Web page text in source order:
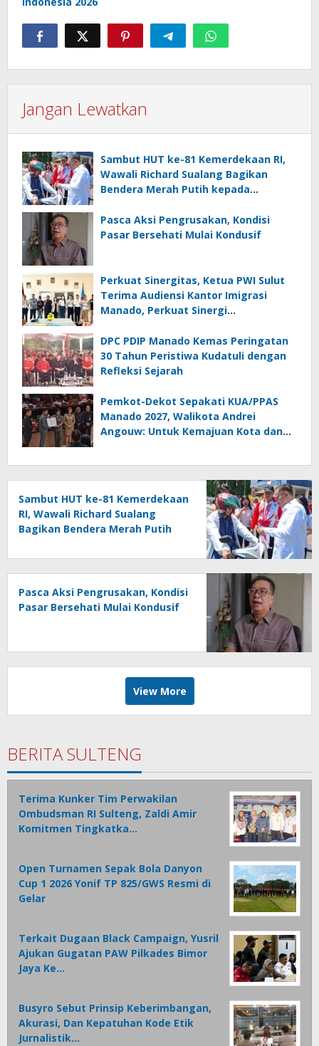
Jangan Lewatkan
Sambut HUT ke-81 Kemerdekaan RI,
Wawali Richard Sualang Bagikan
Bendera Merah Putih kepada
Pasca Aksi Pengrusakan, Kondisi
Pasar Bersehati Mulai Kondusif
Perkuat Sinergitas, Ketua PWI Sulut
Terima Audiensi Kantor Imigrasi
Manado, Perkuat Sinergi
Keimigrasian
DPC PDIP Manado Kemas Peringatan
30 Tahun Peristiwa Kudatuli dengan
Refleksi Sejarah
Pemkot-Dekot Sepakati KUA/PPAS
Manado 2027, Walikota Andrei
Angouw: Untuk Kemajuan Kota dan
Sambut HUT ke-81 Kemerdekaan
RI, Wawali Richard Sualang
Bagikan Bendera Merah Putih
Pasca Aksi Pengrusakan, Kondisi
Pasar Bersehati Mulai Kondusif
View More
BERITA SULTENG
Terima Kunker Tim Perwakilan
Ombudsman RI Sulteng, Zaldi Amir
Komitmen Tingkatka…
Open Turnamen Sepak Bola Danyon
Cup 1 2026 Yonif TP 825/GWS Resmi di
Gelar
Terkait Dugaan Black Campaign, Yusril
Ajukan Gugatan PAW Pilkades Bimor
Jaya Ke…
Busyro Sebut Prinsip Keberimbangan,
Akurasi, Dan Kepatuhan Kode Etik
Jurnalistik…